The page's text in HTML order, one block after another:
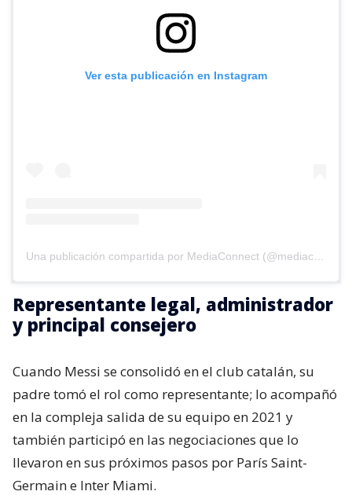
Ver esta publicación en Instagram
Representante legal, administrador
y principal consejero
Cuando Messi se consolidó en el club catalán, su
padre tomó el rol como representante; lo acompañó
en la compleja salida de su equipo en 2021 y
también participó en las negociaciones que lo
llevaron en sus próximos pasos por París Saint-
Germain e Inter Miami.